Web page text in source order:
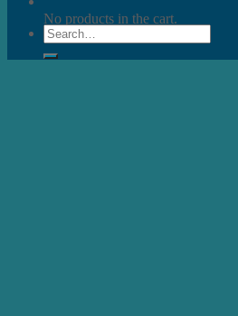
No products in the cart.
Search
for: